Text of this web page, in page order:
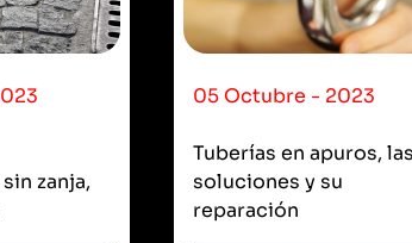
zanja,
05 Octubre - 2023
Tuberías en apuros, las
soluciones y su
reparación